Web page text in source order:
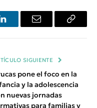
LinkedInEmail
Copiar
SIGUIENTE
pone el foco en la
y la adolescencia
nuevas jornadas
para familias y